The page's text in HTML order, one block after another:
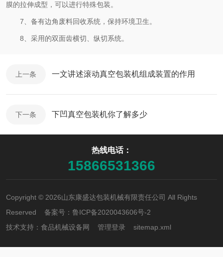
膜的拉伸成型，可以进行特殊包装。
7、备有边角废料回收系统，保持环境卫生。
8、采用的双面齿横切、纵切系统。
上一条 一文讲述滚动真空包装机组成装置的作用
下一条 下凹真空包装机你了解多少
热线电话：
15866531366
Copyright © 2026山东康盛达包装机械有限责任公司 All Rights
Reserved 备案号： 鲁ICP备2020043606号-2
技术支持： 食品机械设备网 管理登录 sitemap.xml